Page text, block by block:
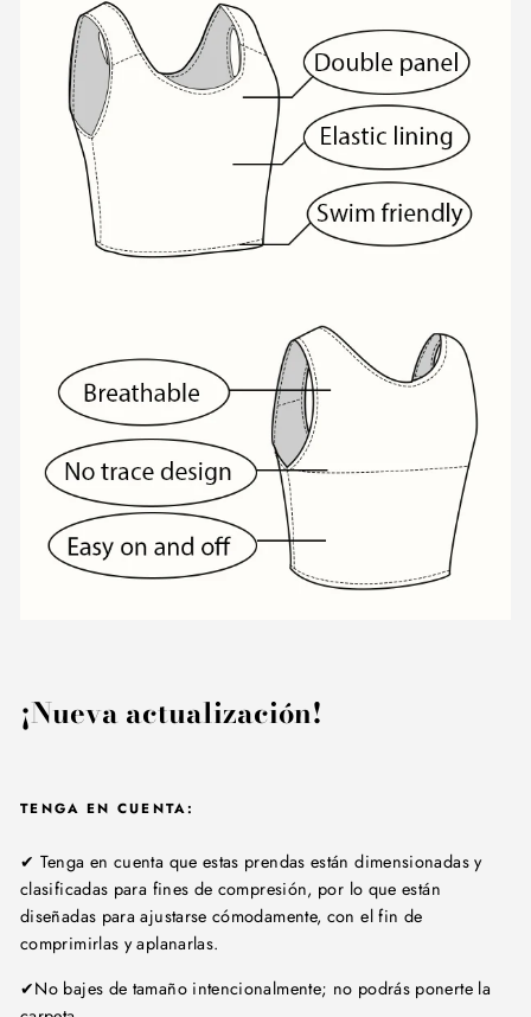
¡Nueva actualización!
TENGA EN CUENTA:
✔ Tenga en cuenta que estas prendas están dimensionadas y
clasificadas para fines de compresión, por lo que están
diseñadas para ajustarse cómodamente, con el fin de
comprimirlas y aplanarlas.
✔No bajes de tamaño intencionalmente; no podrás ponerte la